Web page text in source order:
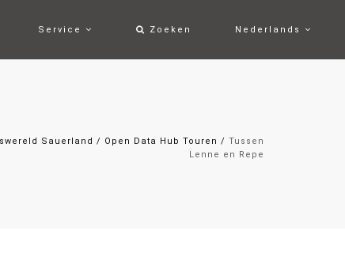
Service Zoeken Nederlands
Sauerland / Open Data Hub Touren / Tussen
Lenne en Repe